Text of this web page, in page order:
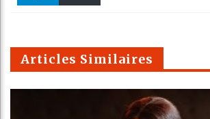
m
Articles Similaires